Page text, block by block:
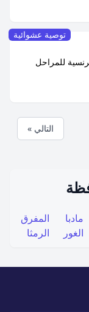
توصية عشوائية
للمراحل
التالي »
مادبا
المفرق
الغور الرمثا